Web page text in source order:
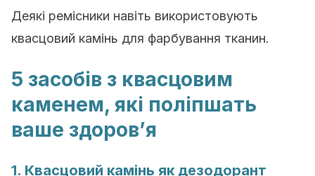
Деякі ремісники навіть використовують
квасцовий камінь для фарбування тканин.
5 засобів з квасцовим
каменем, які поліпшать
ваше здоров’я
1. Квасцовий камінь як дезодорант